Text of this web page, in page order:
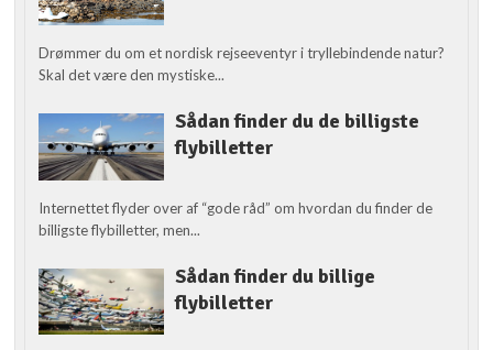
Drømmer du om et nordisk rejseeventyr i tryllebindende natur?
Skal det være den mystiske...
Sådan finder du de billigste
flybilletter
Internettet flyder over af “gode råd” om hvordan du finder de
billigste flybilletter, men...
Sådan finder du billige
flybilletter